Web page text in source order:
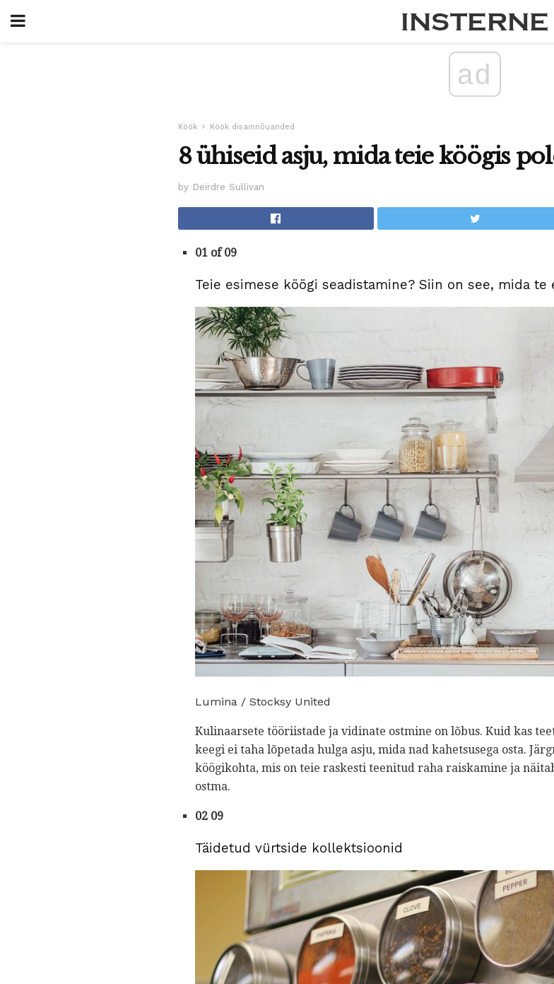
ad
Köök Köök disainnõuanded
8 ühiseid asju, mida teie köögis
by Deirdre Sullivan
01 of 09
Teie esimese köögi seadistamine? Siin on see, mida te
Lumina / Stocksy United
Kulinaarsete tööriistade ja vidinate ostmine on lõbus. Kuid kas
keegi ei taha lõpetada hulga asju, mida nad kahetsusega osta.
köögikohta, mis on teie raskesti teenitud raha raiskamine ja
ostma.
02 09
Täidetud vürtside kollektsioonid